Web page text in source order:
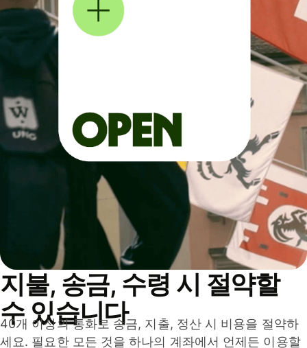
지불, 송금, 수령 시 절약할
수 있습니다
40개 이상의 통화로 송금, 지출, 정산 시 비용을 절약하
세요. 필요한 모든 것을 하나의 계좌에서 언제든 이용할